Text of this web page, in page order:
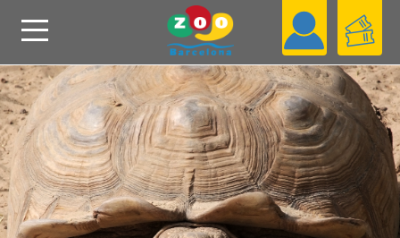
Cerca
Header
CA
Coneix el Zoo
Blog
Contacta